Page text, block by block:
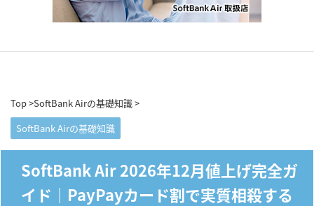
Top>SoftBank Airの基礎知識>
SoftBank Airの基礎知識
SoftBank Air 2026年12月値上げ完全ガ
イド｜PayPayカード割で実質相殺する